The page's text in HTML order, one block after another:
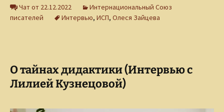
Чат от 22.12.2022
Интернациональный Союз
писателей
Интервью, ИСП, Олеся Зайцева
О тайнах дидактики (Интервью с
Лилией Кузнецовой)